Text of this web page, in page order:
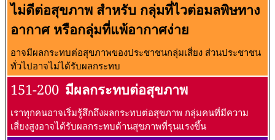
ไม่ดีต่อสุขภาพ สำหรับ กลุ่มที่ไวต่อมลพิษทาง
อากาศ หรือกลุ่มที่แพ้อากาศง่าย
อาจมีผลกระทบต่อสุขภาพของประชาชนกลุ่มเสี่ยง ส่วนประชาชน
ทั่วไปอาจไม่ได้รับผลกระทบ
151-200 มีผลกระทบต่อสุขภาพ
เราทุกคนอาจเริ่มรู้สึกถึงผลกระทบต่อสุขภาพ กลุ่มคนที่มีความ
เสี่ยงสูงอาจได้รับผลกระทบด้านสุขภาพที่รุนแรงขึ้น